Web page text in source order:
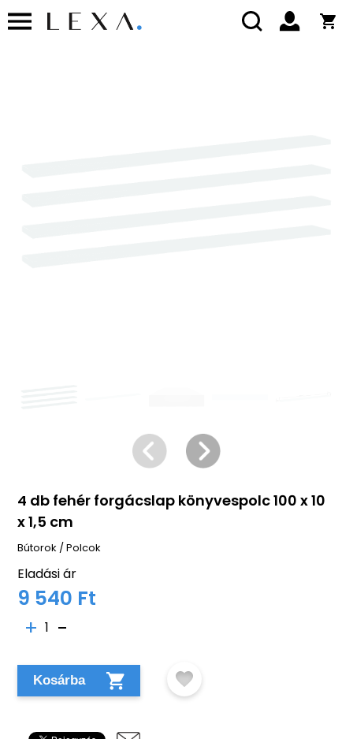
4 db fehér forgácslap könyvespolc 100 x 10
x 1,5 cm
Bútorok /Polcok
Eladási ár
9 540 Ft
1
Kosárba